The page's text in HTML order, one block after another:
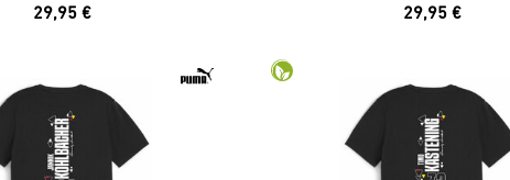
29,95 € 29,95 €